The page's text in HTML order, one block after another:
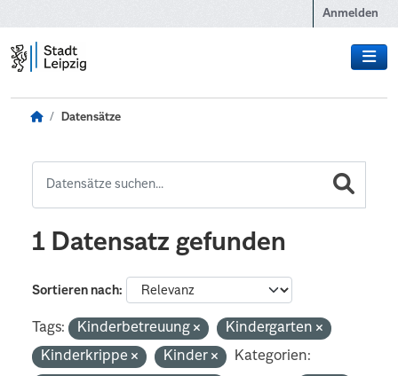
Anmelden
Datensätze
1 Datensatz gefunden
Sortieren nach
Tags: Kinderbetreuung
Kindergarten
Kinderkrippe
Kinder
Kategorien: